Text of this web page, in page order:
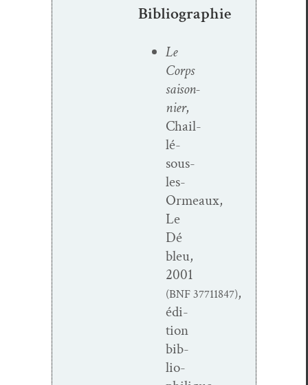
Bibliographie
Le
Corps
saison­
nier,
Chail­
lé-
sous-
les-
Ormeaux,
Le
Dé
bleu,
2001
(BNF37711847),
édi­
tion
bib­
lio­